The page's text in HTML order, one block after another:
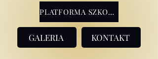
PLATFORMA SZKOLENIOWA
GALERIA KONTAKT